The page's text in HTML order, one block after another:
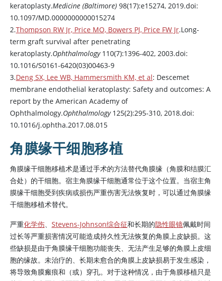
keratoplasty.Medicine (Baltimore) 98(17):e15274, 2019.doi:
10.1097/MD.0000000000015274
2.Thompson RW Jr, Price MO, Bowers PJ, Price FW Jr.Long-
term graft survival after penetrating
keratoplasty.Ophthalmology110(7):1396-402, 2003.doi:
10.1016/S0161-6420(03)00463-9
3.Deng SX, Lee WB, Hammersmith KM, et al: Descemet
membrane endothelial keratoplasty: Safety and outcomes: A
report by the American Academy of
Ophthalmology.Ophthalmology125(2):295-310, 2018.doi:
10.1016/j.ophtha.2017.08.015
角膜缘干细胞移植
角膜缘干细胞移植术是通过手术的方法替代角膜缘（角膜和结膜汇
合处）的干细胞。宿主角膜缘干细胞通常位于这个位置。当宿主角
膜缘干细胞受到疾病或损伤严重伤害无法恢复时，可以通过角膜缘
干细胞移植术替代。
严重化学伤、 Stevens-Johnson综合征和长期的隐性眼镜佩戴时间
过长等严重损害情况可能造成持久性无法恢复的角膜上皮缺损。这
些缺损是由于角膜缘干细胞功能丧失、无法产生足够的角膜上皮细
胞的缘故。未治疗的、长期未愈合的角膜上皮缺损易于发生感染，
将导致角膜瘢痕和（或）穿孔。对于这种情况，由于角膜移植只是